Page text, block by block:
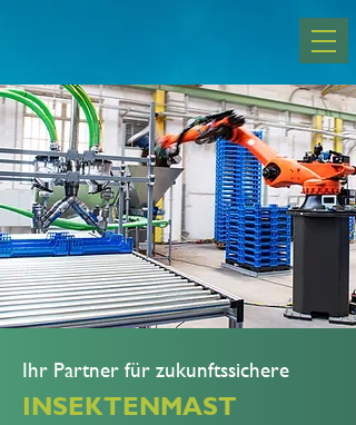
Ihr Partner für zukunftssichere
INSEKTENMAST